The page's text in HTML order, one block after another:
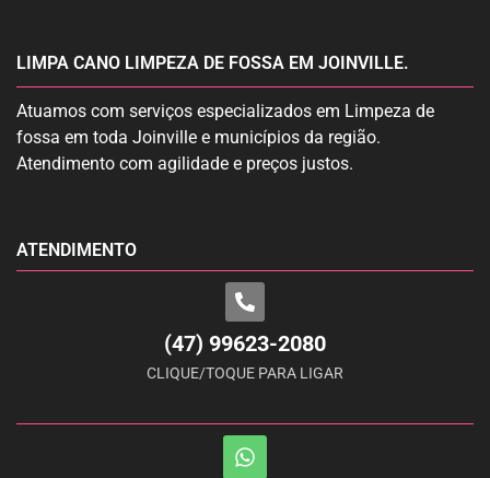
LIMPA CANO LIMPEZA DE FOSSA EM JOINVILLE.
Atuamos com serviços especializados em Limpeza de
fossa em toda Joinville e municípios da região.
Atendimento com agilidade e preços justos.
ATENDIMENTO
(47) 99623-2080
CLIQUE/TOQUE PARA LIGAR